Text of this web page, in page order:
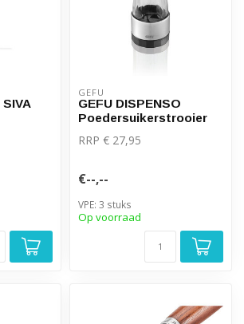
GEFU
GEFU DISPENSO
Poedersuikerstrooier
RRP € 27,95
€--,--
VPE: 3 stuks
Op voorraad